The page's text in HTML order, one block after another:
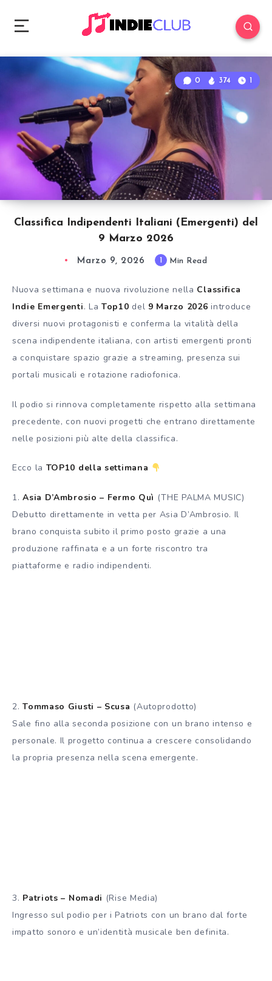
Classifica Indipendenti Italiani (Emergenti) del
9 Marzo 2026
0 374 1
Marzo 9, 2026 Min Read
Nuova settimana e nuova rivoluzione nella Classifica
Indie Emergenti. La Top10 del 9 Marzo 2026introduce
diversi nuovi protagonisti e conferma la vitalità della
scena indipendente italiana, con artisti emergenti pronti
a conquistare spazio grazie a streaming, presenza sui
portali musicali e rotazione radiofonica.
Il podio si rinnova completamente rispetto alla settimana
precedente, con nuovi progetti che entrano direttamente
nelle posizioni più alte della classifica.
Ecco la TOP10 della settimana
1.Asia D’Ambrosio – Fermo Quì (THE PALMA MUSIC)
Debutto direttamente in vetta per Asia D’Ambrosio. Il
brano conquista subito il primo posto grazie a una
produzione raffinata e a un forte riscontro tra
piattaforme e radio indipendenti.
2.Tommaso Giusti – Scusa (Autoprodotto)
Sale fino alla seconda posizione con un brano intenso e
personale. Il progetto continua a crescere consolidando
la propria presenza nella scena emergente.
3. Patriots – Nomadi (Rise Media)
Ingresso sul podio per i Patriots con un brano dal forte
impatto sonoro e un’identità musicale ben definita.